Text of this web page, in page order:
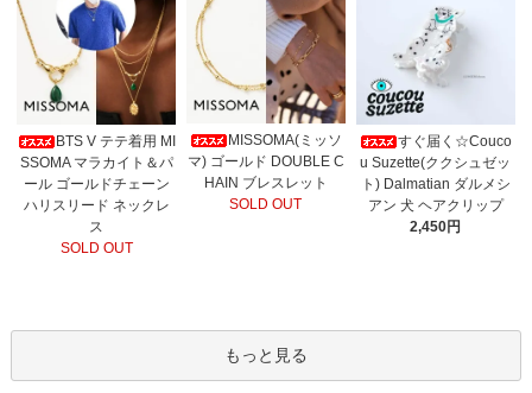
BTS V テテ着用 MI
SSOMA マラカイト＆パ
ール ゴールドチェーン
ハリスリード ネックレ
ス
SOLD OUT
MISSOMA(ミッソ
マ) ゴールド DOUBLE C
HAIN ブレスレット
SOLD OUT
すぐ届く☆Couco
u Suzette(ククシュゼッ
ト) Dalmatian ダルメシ
アン 犬 ヘアクリップ
2,450円
もっと見る